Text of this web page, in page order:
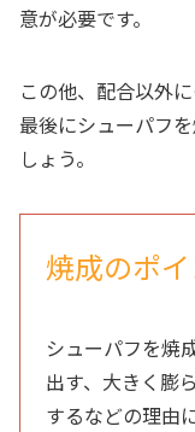
意が必要です。
この他、配合以外
最後にシューパフ
しょう。
焼成のポ
シューパフを焼
出す、大きく膨
するなどの理由